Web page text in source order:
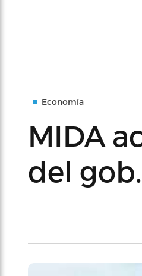
Economía
MIDA
del